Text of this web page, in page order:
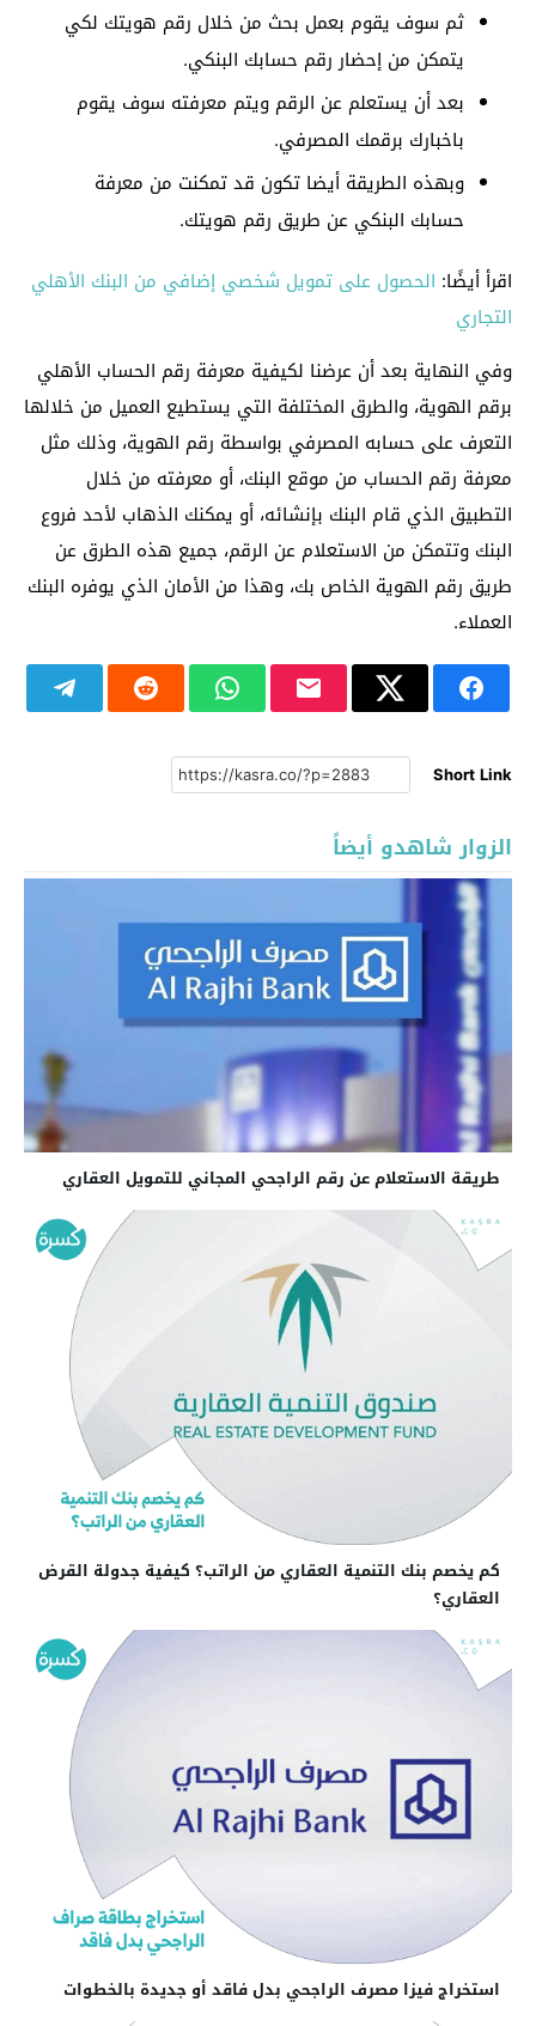
ثم سوف يقوم بعمل بحث من خلال رقم هويتك لكي
يتمكن من إحضار رقم حسابك البنكي.
بعد أن يستعلم عن الرقم ويتم معرفته سوف يقوم
باخبارك برقمك المصرفي.
وبهذه الطريقة أيضا تكون قد تمكنت من معرفة
حسابك البنكي عن طريق رقم هويتك.
اقرأ أيضًا: الحصول على تمويل شخصي إضافي من البنك الأهلي
التجاري
وفي النهاية بعد أن عرضنا لكيفية معرفة رقم الحساب الأهلي
برقم الهوية، والطرق المختلفة التي يستطيع العميل من خلالها
التعرف على حسابه المصرفي بواسطة رقم الهوية، وذلك مثل
معرفة رقم الحساب من موقع البنك، أو معرفته من خلال
التطبيق الذي قام البنك بإنشائه، أو يمكنك الذهاب لأحد فروع
البنك وتتمكن من الاستعلام عن الرقم، جميع هذه الطرق عن
طريق رقم الهوية الخاص بك، وهذا من الأمان الذي يوفره البنك
العملاء.
Short Link
الزوار شاهدو أيضاً
طريقة الاستعلام عن رقم الراجحي المجاني للتمويل العقاري
كم يخصم بنك التنمية العقاري من الراتب؟ كيفية جدولة القرض
العقاري؟
استخراج فيزا مصرف الراجحي بدل فاقد أو جديدة بالخطوات